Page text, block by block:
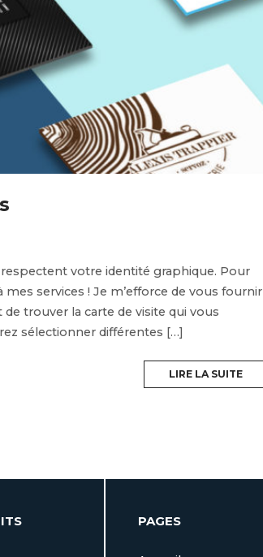
votre identité graphique. Pour
services ! Je m’efforce de vous fournir
trouver la carte de visite qui vous
sélectionner différentes […]
LIRE LA SUITE
PAGES